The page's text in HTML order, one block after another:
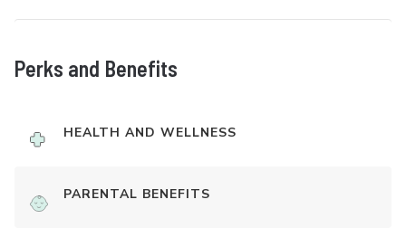
Perks and Benefits
HEALTH AND WELLNESS
PARENTAL BENEFITS